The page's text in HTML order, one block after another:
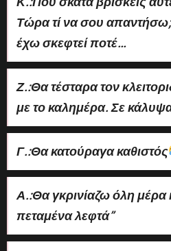
Τώρα τί να σου
έχω σκεφτεί ποτέ…
Ζ.:Θα τέσταρα τον
με το καλημέρα. Σε
Γ.:Θα κατούραγα καθιστός
Α.:Θα γκρινίαζω όλη μέρα
πεταμένα λεφτά”